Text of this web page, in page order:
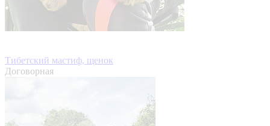
Тибетский мастиф, щенок
Договорная